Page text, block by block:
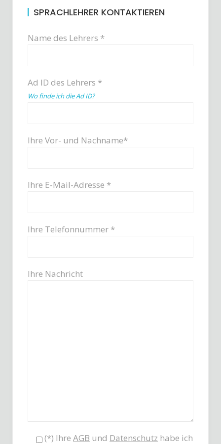
SPRACHLEHRER KONTAKTIEREN
Name des Lehrers *
Ad ID des Lehrers *
Wo finde ich die Ad ID?
Ihre Vor- und Nachname*
Ihre E-Mail-Adresse *
Ihre Telefonnummer *
Ihre Nachricht
(*) Ihre AGB und Datenschutz habe ich